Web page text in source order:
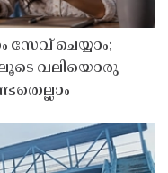
സേവ് ചെയ്യാം;
വലിയൊരു